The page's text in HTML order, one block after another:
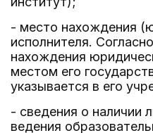
- место нахождения
исполнителя. Согласно
нахождения
местом его
указывается в его
- сведения о наличии
ведения